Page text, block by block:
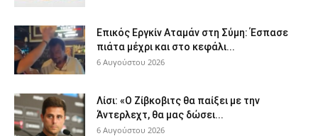
Επικός Εργκίν Αταμάν στη Σύμη: Έσπασε
πιάτα μέχρι και στο κεφάλι...
6 Αυγούστου 2026
Λίσι: «Ο Ζίβκοβιτς θα παίξει με την
Άντερλεχτ, θα μας δώσει...
6 Αυγούστου 2026